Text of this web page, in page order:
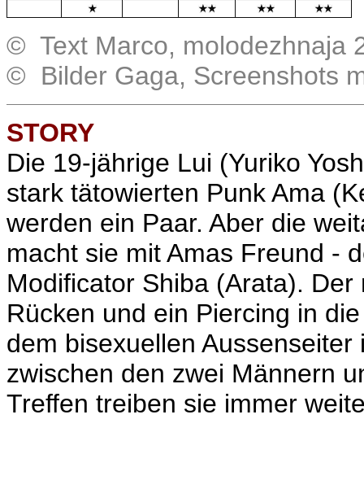
© Text Marco, molodezhnaja
© Bilder Gaga, Screenshots
STORY
Die 19-jährige Lui (Yuriko
stark tätowierten Punk Ama
werden ein Paar. Aber die
macht sie mit Amas Freund -
Modificator Shiba (Arata).
Rücken und ein Piercing in
dem bisexuellen
zwischen den zwei Männern
Treffen treiben sie immer